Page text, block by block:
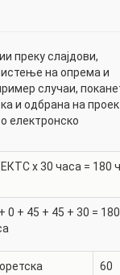
преку слајдови,
на опрема и
случаи,
и одбрана на
електронско
ЕКТС x 30 часа = 180
+ 0 + 45 + 45 + 30 = 180
60